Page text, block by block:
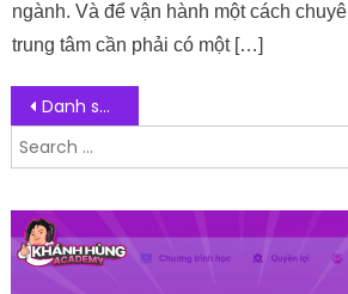
ngành. Và để vận hành một cách
trung tâm cần phải có một […]
Post navigation
Danh sách 10 nhà cung cấp Hosting Website được ưu chuộng hiện nay
Search for: